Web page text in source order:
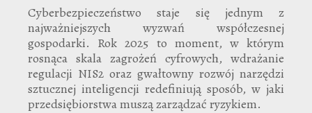
Cyberbezpieczeństwo staje się jednym z
najważniejszych wyzwań współczesnej
gospodarki. Rok 2025 to moment, w którym
rosnąca skala zagrożeń cyfrowych, wdrażanie
regulacji NIS2 oraz gwałtowny rozwój narzędzi
sztucznej inteligencji redefiniują sposób, w jaki
przedsiębiorstwa muszą zarządzać ryzykiem.